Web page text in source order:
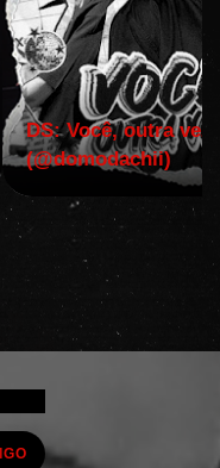
DS: Você, outra vez!
(@domodachii)